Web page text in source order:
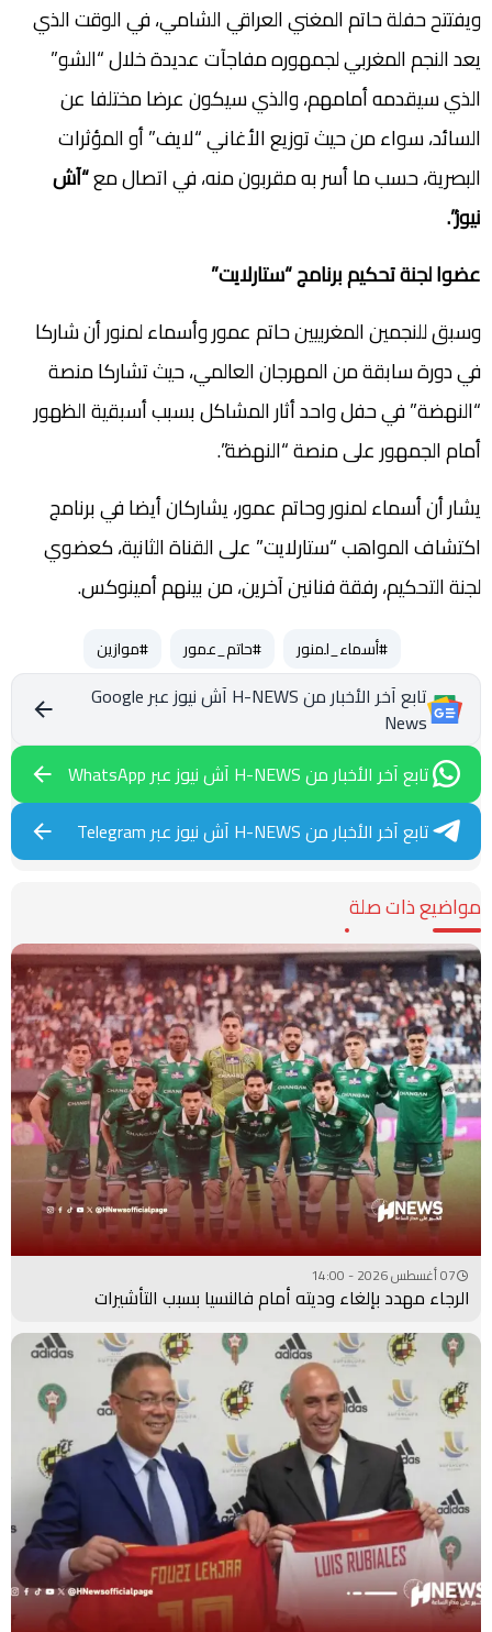
ويفتتح حفلة حاتم المغني العراقي الشامي، في الوقت الذي
يعد النجم المغربي لجمهوره مفاجآت عديدة خلال “الشو”
الذي سيقدمه أمامهم، والذي سيكون عرضا مختلفا عن
السائد، سواء من حيث توزيع الأغاني “لايف” أو المؤثرات
البصرية، حسب ما أسر به مقربون منه، في اتصال مع“آش
نيوز”.
عضوا لجنة تحكيم برنامج “ستارلايت”
وسبق للنجمين المغربيين حاتم عمور وأسماء لمنور أن شاركا
في دورة سابقة من المهرجان العالمي، حيث تشاركا منصة
“النهضة” في حفل واحد أثار المشاكل بسبب أسبقية الظهور
أمام الجمهور على منصة “النهضة”.
يشار أن أسماء لمنور وحاتم عمور، يشاركان أيضا في برنامج
اكتشاف المواهب “ستارلايت” على القناة الثانية، كعضوي
لجنة التحكيم، رفقة فنانين آخرين، من بينهم أمينوكس.
#أسماء_لمنور #حاتم_عمور #موازين
تابع آخر الأخبار من H-NEWS آش نيوز عبر Google
News
تابع آخر الأخبار من H-NEWS آش نيوز عبر WhatsApp
تابع آخر الأخبار من H-NEWS آش نيوز عبر Telegram
مواضيع ذات صلة
07 أغسطس 2026 - 14:00
الرجاء مهدد بإلغاء وديته أمام فالنسيا بسبب التأشيرات